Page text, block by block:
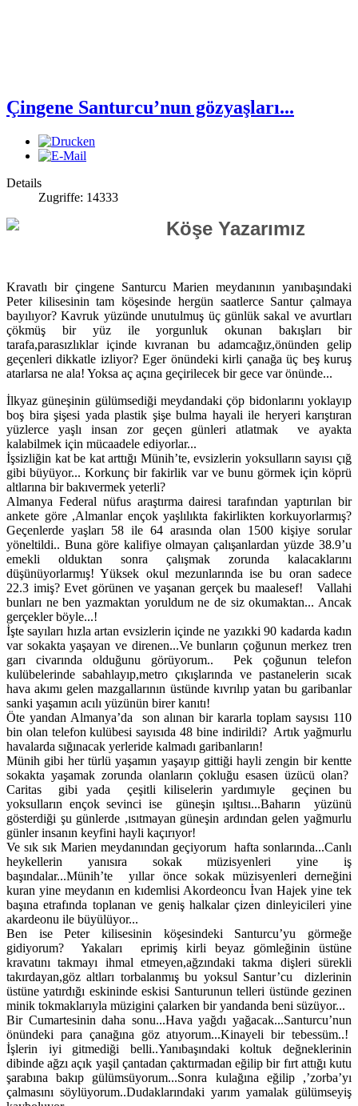
Çingene Santurcu’nun gözyaşları...
Details
Zugriffe: 14333
Köşe Yazarımız
Kravatlı bir çingene Santurcu Marien meydanının yanıbaşındaki
Peter kilisesinin tam köşesinde hergün saatlerce Santur çalmaya
bayılıyor? Kavruk yüzünde unutulmuş üç günlük sakal ve avurtları
çökmüş bir yüz ile yorgunluk okunan bakışları bir
tarafa,parasızlıklar içinde kıvranan bu adamcağız,önünden gelip
geçenleri dikkatle izliyor? Eger önündeki kirli çanağa üç beş kuruş
atarlarsa ne ala! Yoksa aç açına geçirilecek bir gece var önünde...
İlkyaz güneşinin gülümsediği meydandaki çöp bidonlarını yoklayıp
boş bira şişesi yada plastik şişe bulma hayali ile heryeri karıştıran
yüzlerce yaşlı insan zor geçen günleri atlatmak ve ayakta
kalabilmek için mücaadele ediyorlar...
İşsizliğin kat be kat arttığı Münih’te, evsizlerin yoksulların sayısı çığ
gibi büyüyor... Korkunç bir fakirlik var ve bunu görmek için köprü
altlarına bir bakıvermek yeterli?
Almanya Federal nüfus araştırma dairesi tarafından yaptırılan bir
ankete göre ,Almanlar ençok yaşlılıkta fakirlikten korkuyorlarmış?
Geçenlerde yaşları 58 ile 64 arasında olan 1500 kişiye sorular
yöneltildi.. Buna göre kalifiye olmayan çalışanlardan yüzde 38.9’u
emekli olduktan sonra çalışmak zorunda kalacaklarını
düşünüyorlarmış! Yüksek okul mezunlarında ise bu oran sadece
22.3 imiş? Evet görünen ve yaşanan gerçek bu maalesef! Vallahi
bunları ne ben yazmaktan yoruldum ne de siz okumaktan... Ancak
gerçekler böyle...!
İşte sayıları hızla artan evsizlerin içinde ne yazıkki 90 kadarda kadın
var sokakta yaşayan ve direnen...Ve bunların çoğunun merkez tren
garı civarında olduğunu görüyorum.. Pek çoğunun telefon
kulübelerinde sabahlayıp,metro çıkışlarında ve pastanelerin sıcak
hava akımı gelen mazgallarının üstünde kıvrılıp yatan bu garibanlar
sanki yaşamın acılı yüzünün birer kanıtı!
Öte yandan Almanya’da son alınan bir kararla toplam saysısı 110
bin olan telefon kulübesi sayısıda 48 bine indirildi? Artık yağmurlu
havalarda sığınacak yerleride kalmadı garibanların!
Münih gibi her türlü yaşamın yaşayıp gittiği hayli zengin bir kentte
sokakta yaşamak zorunda olanların çokluğu esasen üzücü olan?
Caritas gibi yada çeşitli kiliselerin yardımıyle geçinen bu
yoksulların ençok sevinci ise güneşin ışıltısı...Baharın yüzünü
gösterdiği şu günlerde ,ısıtmayan güneşin ardından gelen yağmurlu
günler insanın keyfini hayli kaçırıyor!
Ve sık sık Marien meydanından geçiyorum hafta sonlarında...Canlı
heykellerin yanısıra sokak müzisyenleri yine iş
başındalar...Münih’te yıllar önce sokak müzisyenleri derneğini
kuran yine meydanın en kıdemlisi Akordeoncu İvan Hajek yine tek
başına etrafında toplanan ve geniş halkalar çizen dinleyicileri yine
akardeonu ile büyülüyor...
Ben ise Peter kilisesinin köşesindeki Santurcu’yu görmeğe
gidiyorum? Yakaları eprimiş kirli beyaz gömleğinin üstüne
kravatını takmayı ihmal etmeyen,ağzındaki takma dişleri sürekli
takırdayan,göz altları torbalanmış bu yoksul Santur’cu dizlerinin
üstüne yatırdığı eskininde eskisi Santurunun telleri üstünde gezinen
minik tokmaklarıyla müzigini çalarken bir yandanda beni süzüyor...
Bir Cumartesinin daha sonu...Hava yağdı yağacak...Santurcu’nun
önündeki para çanağına göz atıyorum...Kinayeli bir tebessüm..!
İşlerin iyi gitmediği belli..Yanıbaşındaki koltuk değneklerinin
dibinde ağzı açık yaşil çantadan çaktırmadan eğilip bir fırt attığı kutu
şarabına bakıp gülümsüyorum...Sonra kulağına eğilip ,’zorba’yı
çalmasını söylüyorum..Dudaklarındaki yarım yamalak gülümseyiş